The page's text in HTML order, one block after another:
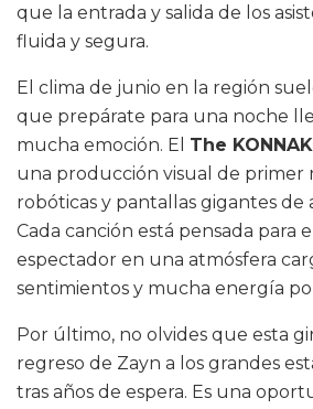
que la entrada y salida de los
fluida y segura.
El clima de junio en la región
que prepárate para una noche
mucha emoción. El The
una producción visual de primer
robóticas y pantallas gigantes de
Cada canción está pensada para
espectador en una atmósfera
sentimientos y mucha energía
Por último, no olvides que esta
regreso de Zayn a los grandes
tras años de espera. Es una